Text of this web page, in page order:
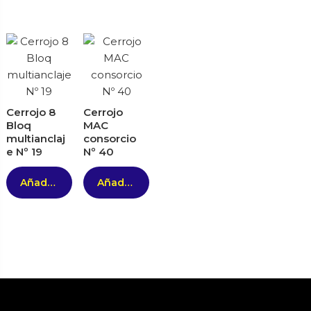
Cerrojo 8
Bloq
multianclaj
e Nº 19
Añadir al carrito
Cerrojo
MAC
consorcio
Nº 40
Añadir al carrito